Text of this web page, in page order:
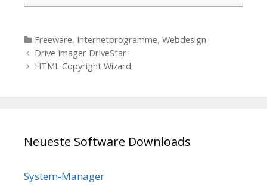
Kategorien
Freeware, Internetprogramme, Webdesign
Beitrags-Navigation
Drive Imager DriveStar
HTML Copyright Wizard
Neueste Software Downloads
System-Manager